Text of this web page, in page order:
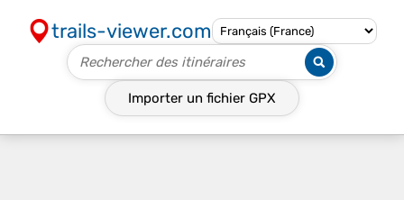
trails-viewer.com
Importer un fichier GPX